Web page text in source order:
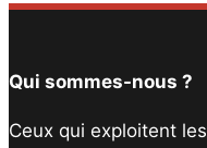
Qui sommes-nous ?
Ceux qui exploitent les